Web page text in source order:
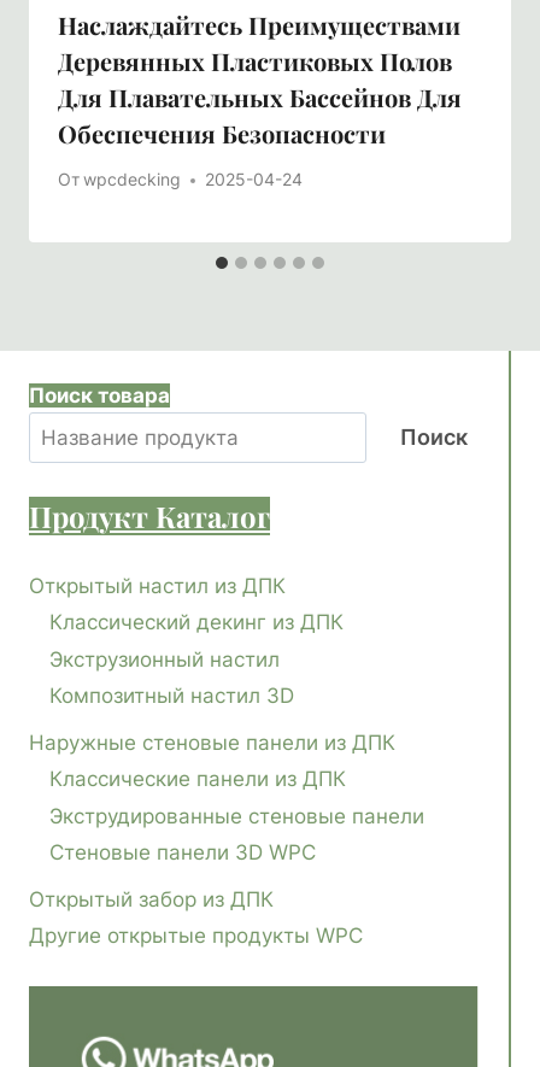
Наслаждайтесь Преимуществами
Деревянных Пластиковых Полов
Для Плавательных Бассейнов Для
Обеспечения Безопасности
Отwpcdecking 2025-04-24
Поиск товара
Поиск
Продукт Каталог
Открытый настил из ДПК
Классический декинг из ДПК
Экструзионный настил
Композитный настил 3D
Наружные стеновые панели из ДПК
Классические панели из ДПК
Экструдированные стеновые панели
Стеновые панели 3D WPC
Открытый забор из ДПК
Другие открытые продукты WPC